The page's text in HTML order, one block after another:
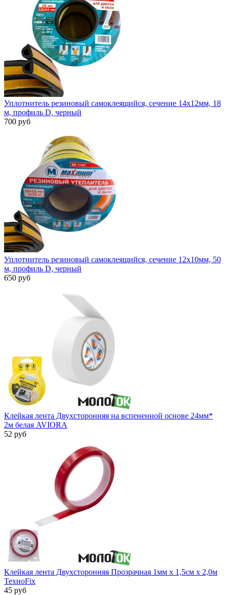
Уплотнитель резиновый самоклеящийся, сечение 14х12мм, 18
м, профиль D, черный
700 руб
Уплотнитель резиновый самоклеящийся, сечение 12х10мм, 50
м, профиль D, черный
650 руб
Клейкая лента Двухсторонняя на вспененной основе 24мм*
2м белая AVIORA
52 руб
Клейкая лента Двухсторонняя Прозрачная 1мм х 1,5см х 2,0м
ТехноFix
45 руб